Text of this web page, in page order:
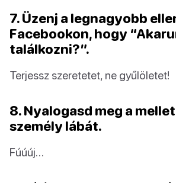
7. Üzenj a legnagyobb
Facebookon, hogy
találkozni?”.
Terjessz szeretetet, ne gyűlöletet!
8. Nyalogasd meg a
személy lábát.
Fúúúj…